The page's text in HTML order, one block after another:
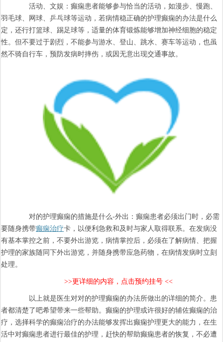
活动、文娱：癫痫患者能够参与恰当的活动，如漫步、慢跑、
羽毛球、网球、乒乓球等运动，若病情稳正确的护理癫痫的办法是什么
定，还行打篮球、踢足球等，适量的体育锻炼能够增加神经细胞的稳定
性。但不要过于剧烈，不能参与游水、登山、跳水、赛车等运动，也虽
然不骑自行车，预防发病时摔伤，或因无意出现交通事故。
对的护理癫痫的措施是什么-外出：癫痫患者必须出门时，必需
要随身携带癫痫治疗卡，以便利急救和及时与家人取得联系。在发病没
有基本掌控之前，不要外出游览，病情掌控后，必须在了解病情、把握
护理的家族随同下外出游览，并随身携带应急药物，在病情发病时立刻
处理。
>>更详细的内容，点击预约挂号 <<
以上就是医生对对的护理癫痫的办法所做出的详细的简介。患
者都清楚了吧希望带来一些帮助。癫痫的护理或许很好的辅佐癫痫的治
疗，选择科学的癫痫治疗的办法能够发挥出癫痫护理更大的能力，在生
活中对癫痫患者进行最佳的护理，赶快的帮助癫痫患者的恢复，不必遭